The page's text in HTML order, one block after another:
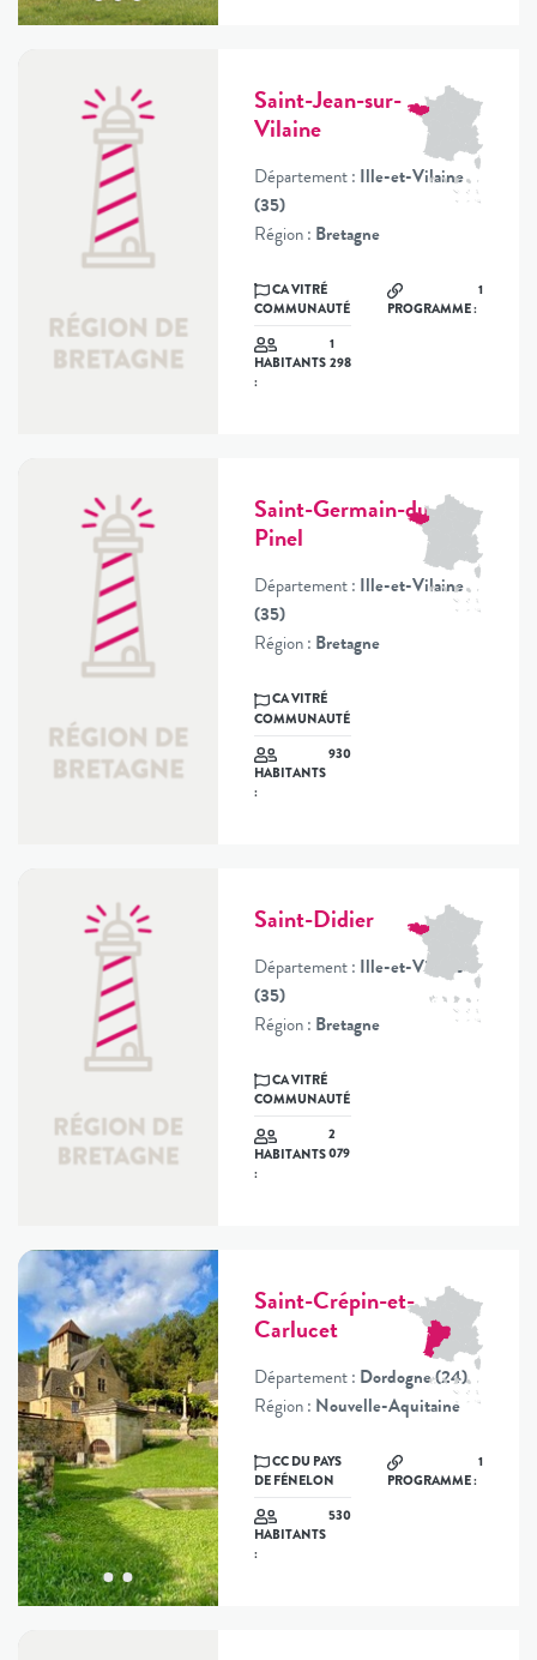
Saint-Jean-sur-
Vilaine
Département : Ille-et-Vilaine
(35)
Région : Bretagne
CA VITRÉ
COMMUNAUTÉ
HABITANTS
:
1
298
PROGRAMME :
1
Saint-Germain-du-
Pinel
Département : Ille-et-Vilaine
(35)
Région : Bretagne
CA VITRÉ
COMMUNAUTÉ
HABITANTS
:
930
Saint-Didier
Département : Ille-et-Vilaine
(35)
Région : Bretagne
CA VITRÉ
COMMUNAUTÉ
HABITANTS
:
2
079
Saint-Crépin-et-
Carlucet
Département : Dordogne (24)
Région : Nouvelle-Aquitaine
CC DU PAYS
DE FÉNELON
HABITANTS
:
530
PROGRAMME :
1